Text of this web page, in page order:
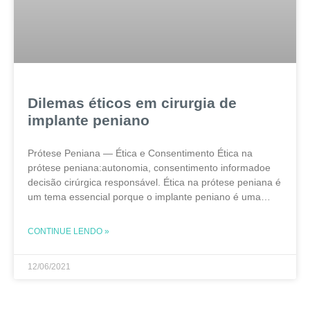
Dilemas éticos em cirurgia de
implante peniano
Prótese Peniana — Ética e Consentimento Ética na
prótese peniana:autonomia, consentimento informadoe
decisão cirúrgica responsável. Ética na prótese peniana é
um tema essencial porque o implante peniano é uma
paciente. Embora a
CONTINUE LENDO »
12/06/2021